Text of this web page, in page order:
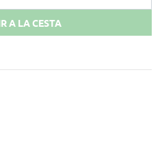
A LA CESTA